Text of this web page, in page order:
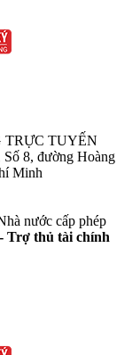
TRỰC TUYẾN
8, đường Hoàng
Minh
nước cấp phép
Trợ thủ tài chính